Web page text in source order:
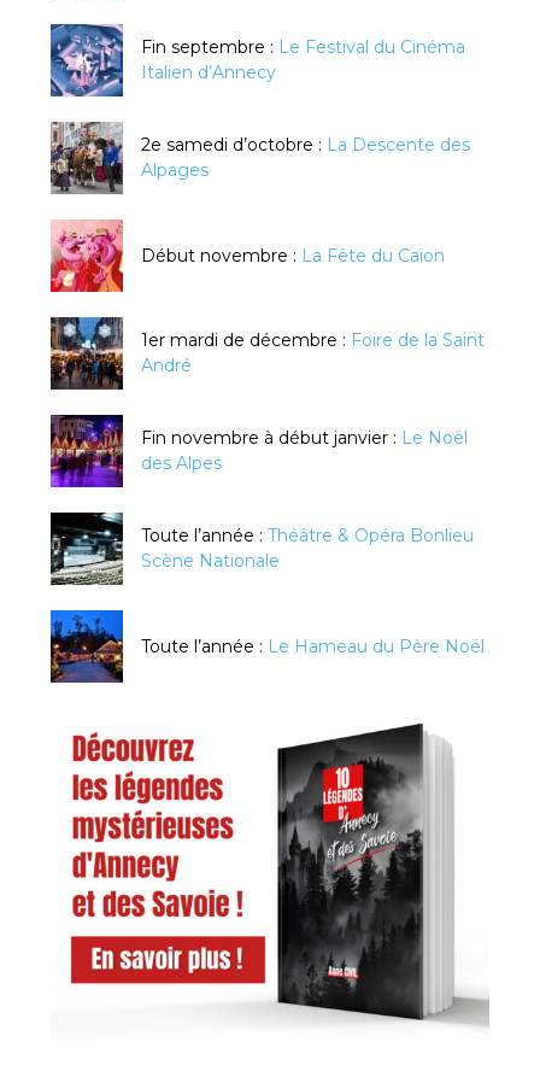
Fin septembre : Le Festival du Cinéma
Italien d’Annecy
2e samedi d’octobre : La Descente des
Alpages
Début novembre : La Fête du Caïon
1er mardi de décembre : Foire de la Saint
André
Fin novembre à début janvier : Le Noël
des Alpes
Toute l’année : Théâtre & Opéra Bonlieu
Scène Nationale
Toute l’année : Le Hameau du Père Noël